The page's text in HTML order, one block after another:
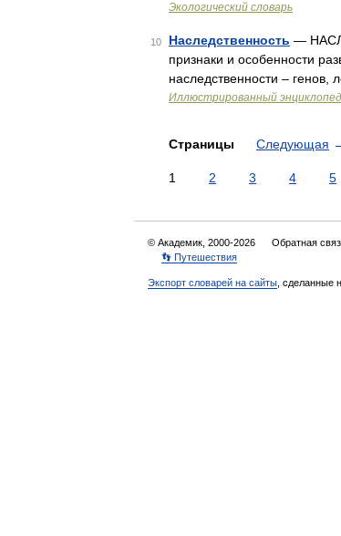
Экологический словарь
10 Наследственность —
признаки и особенности
наследственности – генов,
Иллюстрированный
Страницы Следующая
1 2 3 4 5
© Академик, 2000-2026 Обратная
👣 Путешествия
Экспорт словарей на сайты , сделанные